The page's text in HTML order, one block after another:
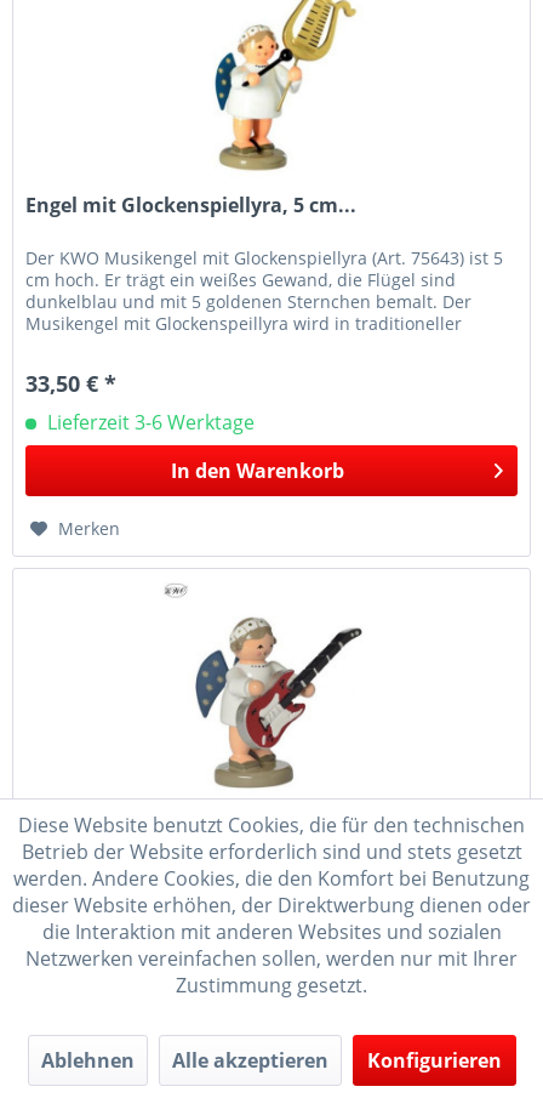
Engel mit Glockenspiellyra, 5 cm...
Der KWO Musikengel mit Glockenspiellyra (Art. 75643) ist 5
cm hoch. Er trägt ein weißes Gewand, die Flügel sind
dunkelblau und mit 5 goldenen Sternchen bemalt. Der
Musikengel mit Glockenspeillyra wird in traditioneller
33,50 € *
Lieferzeit 3-6 Werktage
In den Warenkorb
Merken
Engel mit Gitarre Kunstgewerbe-Werkstätten...
Herstellerinformationen: KWO Kunstgewerbe-Werkstätten
Olbernhau GmbH Sandweg 3 09526 Olbernhau Telefon:
037360/161-0 E-Mail: shop@kwo-olbernhau.de
Lieferzeit 3-6 Werktage
In denWarenkorb
Diese Website benutzt Cookies, die für den technischen
Betrieb der Website erforderlich sind und stets gesetzt
werden. Andere Cookies, die den Komfort bei Benutzung
dieser Website erhöhen, der Direktwerbung dienen oder
die Interaktion mit anderen Websites und sozialen
Netzwerken vereinfachen sollen, werden nur mit Ihrer
Zustimmung gesetzt.
Ablehnen Alle akzeptieren Konfigurieren